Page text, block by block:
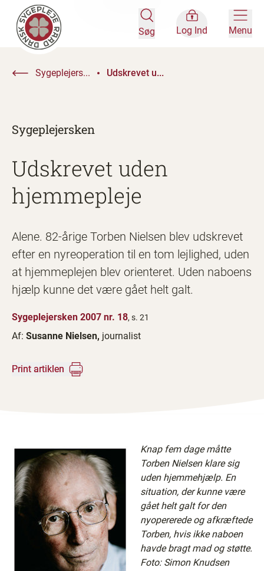
Søg Log Ind Menu
Sygeplejers... Udskrevet u...
Sygeplejersken
Udskrevet uden
hjemmepleje
Alene. 82-årige Torben Nielsen blev udskrevet
efter en nyreoperation til en tom lejlighed, uden
at hjemmeplejen blev orienteret. Uden naboens
hjælp kunne det være gået helt galt.
Sygeplejersken 2007 nr. 18, s. 21
Af: Susanne Nielsen, journalist
Print artiklen
Knap fem dage måtte
Torben Nielsen klare sig
uden hjemmehjælp. En
situation, der kunne være
gået helt galt for den
nyopererede og afkræftede
Torben, hvis ikke naboen
havde bragt mad og støtte.
Foto: Simon Knudsen